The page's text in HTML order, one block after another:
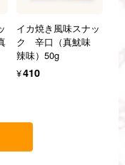
イカ焼き風味スナッ
ク 辛口（真魷味
辣味）50g
¥410